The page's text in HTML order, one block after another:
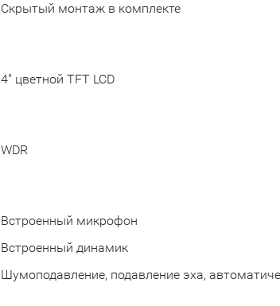
Скрытый монтаж в комплекте
4" цветной TFT LCD
WDR
Встроенный микрофон
Встроенный динамик
Шумоподавление, подавление эха,